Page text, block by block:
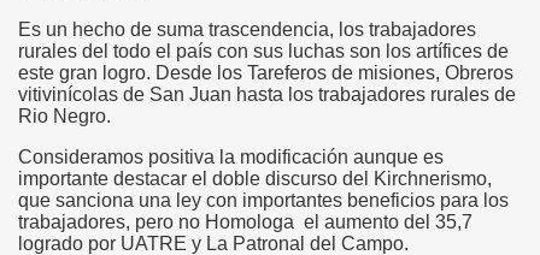
Es un hecho de suma trascendencia, los trabajadores
rurales del todo el país con sus luchas son los artífices de
este gran logro. Desde los Tareferos de misiones, Obreros
vitivinícolas de San Juan hasta los trabajadores rurales de
Rio Negro.
Consideramos positiva la modificación aunque es
importante destacar el doble discurso del Kirchnerismo,
que sanciona una ley con importantes beneficios para los
trabajadores, pero no Homologa el aumento del 35,7
logrado por UATRE y La Patronal del Campo.